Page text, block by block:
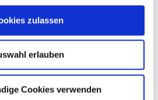
zulassen
erlauben
Cookies verwenden